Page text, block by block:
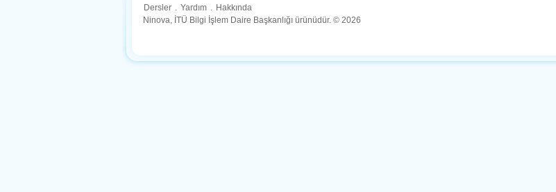
Dersler . Yardım . Hakkında
Ninova, İTÜ Bilgi İşlem Daire Başkanlığı ürünüdür. © 2026